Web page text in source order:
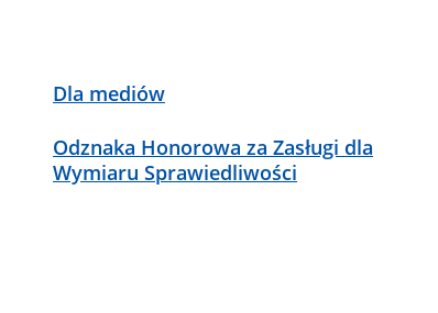
Dla mediów
Odznaka Honorowa za Zasługi dla
Wymiaru Sprawiedliwości